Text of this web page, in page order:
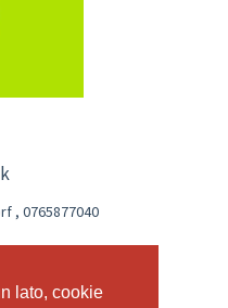
lato, cookie
lato, cookie
, 0765877040